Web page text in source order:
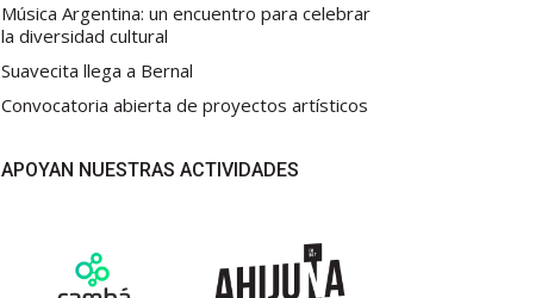
Música Argentina: un encuentro para celebrar
la diversidad cultural
Suavecita llega a Bernal
Convocatoria abierta de proyectos artísticos
APOYAN NUESTRAS ACTIVIDADES